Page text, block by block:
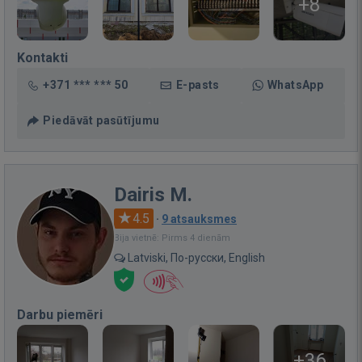
+8
Kontakti
+371 *** *** 50 E-pasts WhatsApp
Piedāvāt pasūtījumu
Dairis M.
4.5 · 9 atsauksmes
Bija vietnē: Pirms 4 dienām
Latviski, По-русски, English
Darbu piemēri